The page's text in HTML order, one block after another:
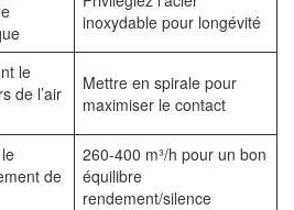
inoxydable pour longévité
le
de l’air
Mettre en spirale pour
maximiser le contact
de
260-400 m³/h pour un bon
équilibre
rendement/silence